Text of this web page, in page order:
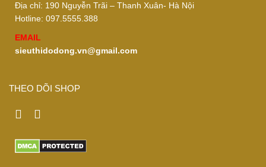
Địa chỉ: 190 Nguyễn Trãi – Thanh Xuân- Hà Nội
Hotline: 097.5555.388
EMAIL
sieuthidodong.vn@gmail.com
THEO DÕI SHOP